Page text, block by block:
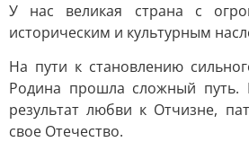
У нас великая страна с
историческим и культурным
На пути к становлению
Родина прошла сложный путь.
результат любви к Отчизне,
свое Отечество.